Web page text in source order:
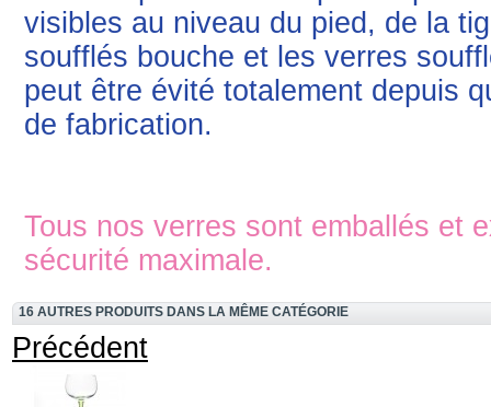
visibles au niveau du pied, de la
soufflés bouche et les verres
peut être évité totalement depuis
de fabrication.
Tous nos verres sont emballés et
sécurité maximale.
16 AUTRES PRODUITS DANS LA MÊME CATÉGORIE
Précédent